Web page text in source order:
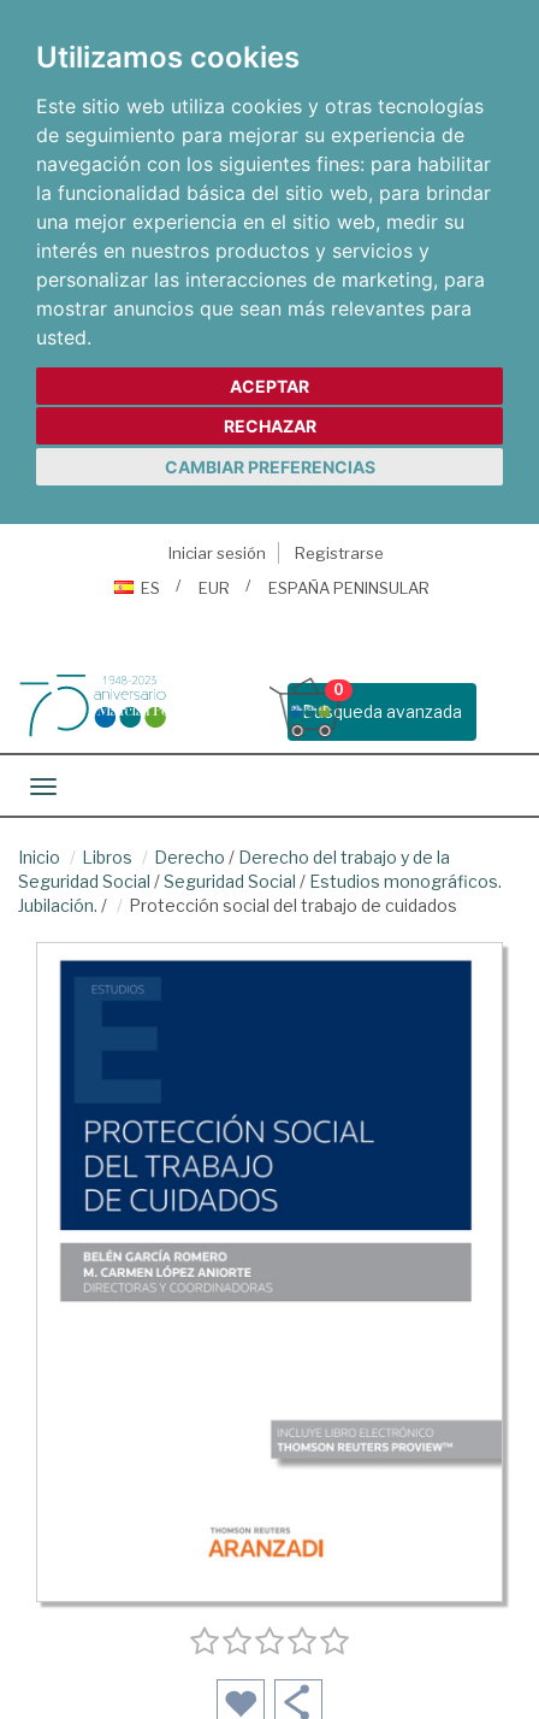
Utilizamos cookies
Este sitio web utiliza cookies y otras tecnologías
de seguimiento para mejorar su experiencia de
navegación con los siguientes fines: para habilitar
la funcionalidad básica del sitio web, para brindar
una mejor experiencia en el sitio web, medir su
interés en nuestros productos y servicios y
personalizar las interacciones de marketing, para
mostrar anuncios que sean más relevantes para
usted.
ACEPTAR
RECHAZAR
CAMBIAR PREFERENCIAS
Iniciar sesión
Registrarse
ES
EUR ESPAÑA PENINSULAR
Busqueda avanzada
0
Toggle navigation
Inicio Libros Derecho / Derecho del trabajo y de la
Seguridad Social /Seguridad Social / Estudios monográficos.
Jubilación. / Protección social del trabajo de cuidados